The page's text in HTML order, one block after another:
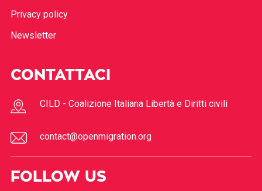
Privacy policy
Newsletter
CONTATTACI
CILD - Coalizione Italiana Libertà e Diritti civili
contact@openmigration.org
FOLLOW US